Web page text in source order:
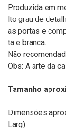
Produzida em
lto grau de
as portas e
ta e branca.
Não
Obs: A arte da
Tamanho
Dimensões
Larg)